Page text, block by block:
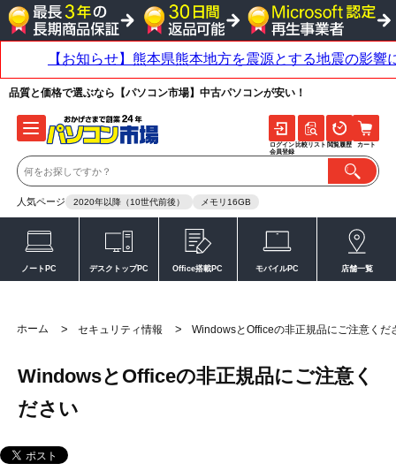
品質と価格で選ぶなら【パソコン市場】中古パソコンが安い！
人気ページ 2020年以降（10世代前後） メモリ16GB
ログイン
会員登録
比較リスト 閲覧履歴 カート
ノートPC デスクトップPC Office搭載PC モバイルPC 店舗一覧
ホーム > セキュリティ情報 > WindowsとOfficeの非正規品にご注意くだ
WindowsとOfficeの非正規品にご注意く
ださい